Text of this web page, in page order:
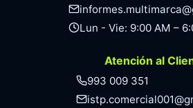
Lun - Vie: 9:00 AM –
Atención al
993 009 351